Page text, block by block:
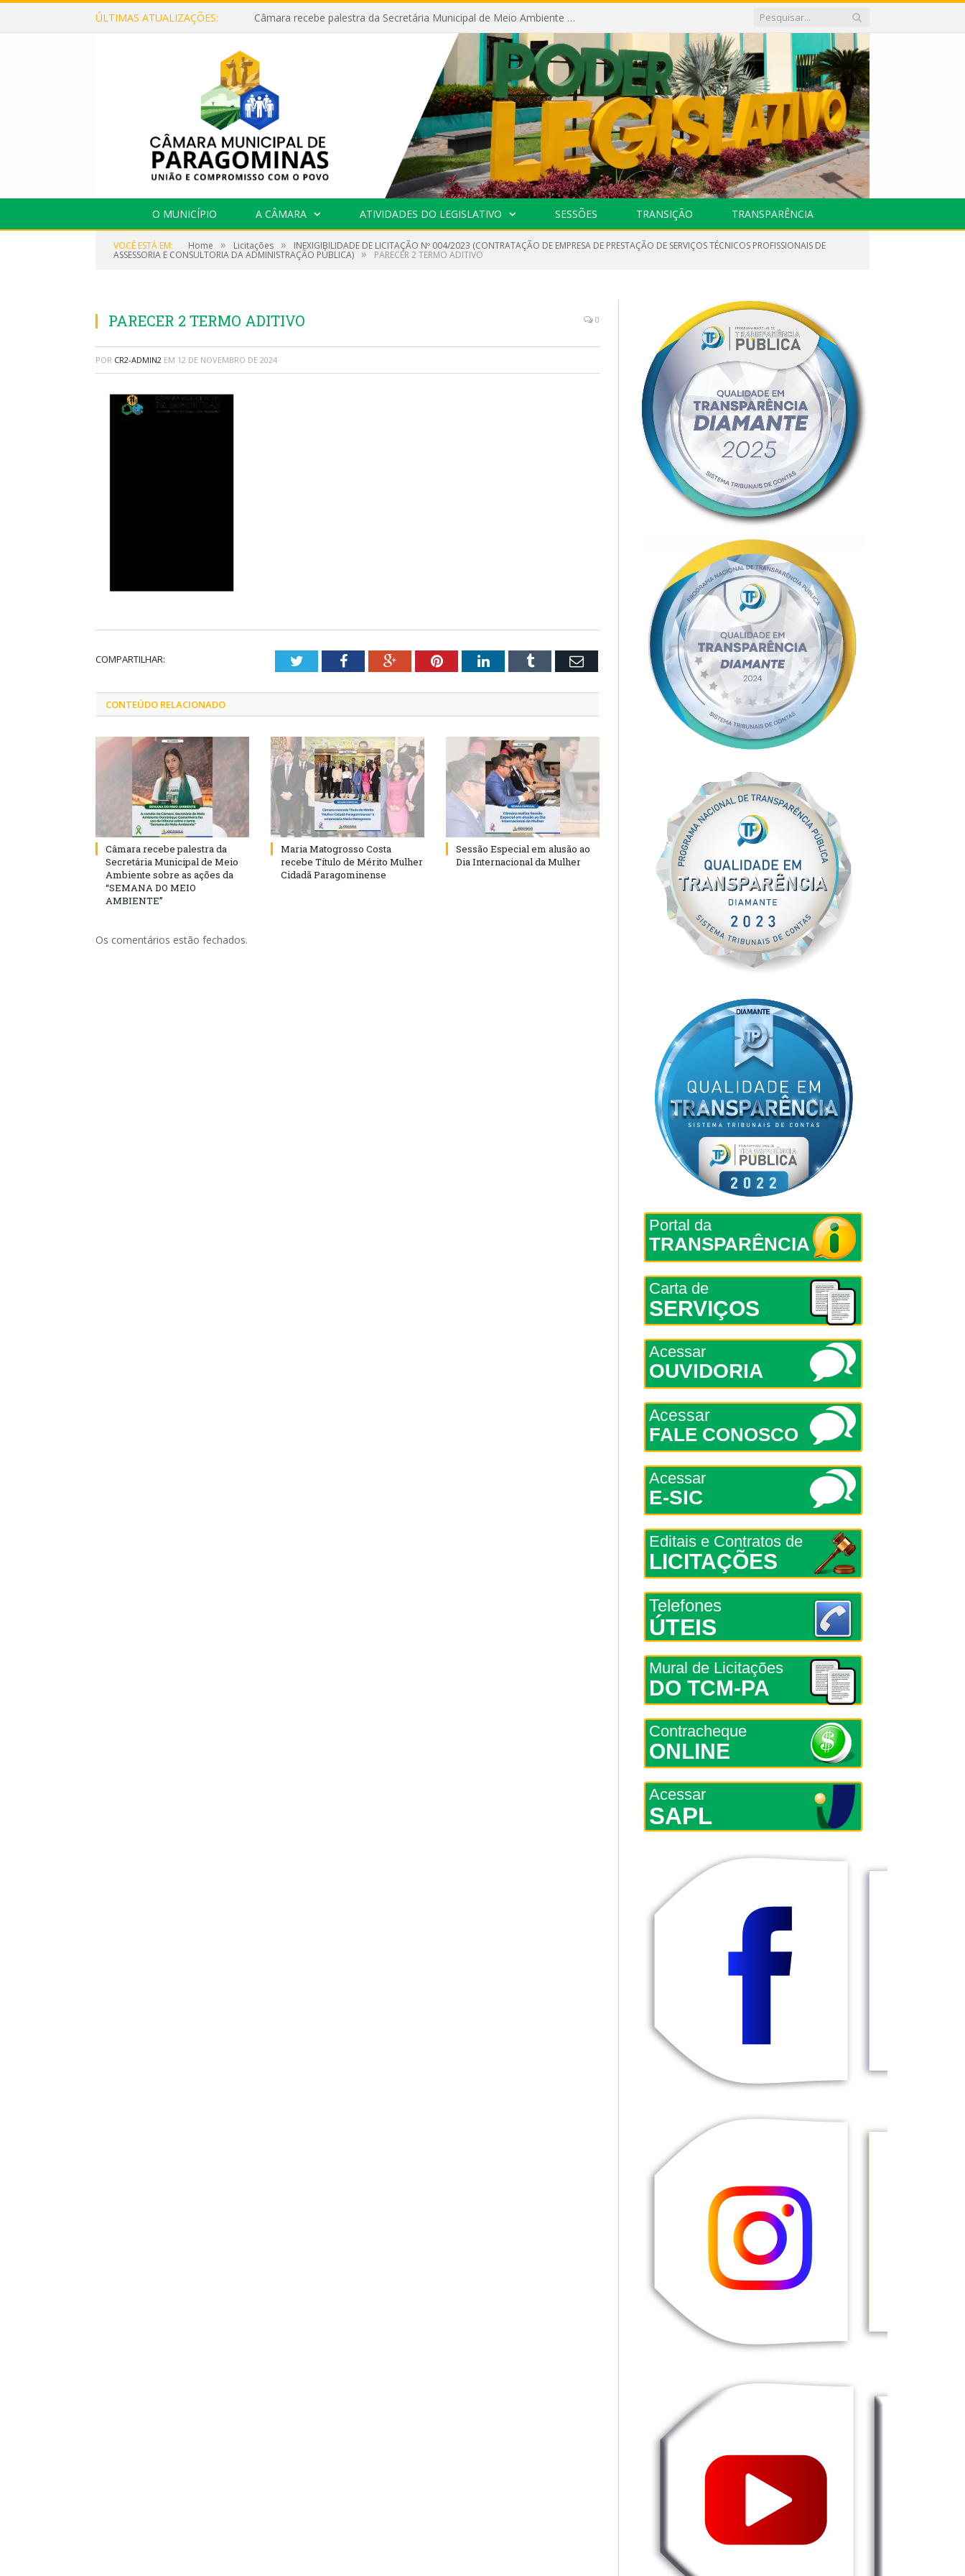
ÚLTIMAS ATUALIZAÇÕES: Câmara recebe palestra da Secretária Municipal de Meio Ambiente sobre as ações da “SEMANA DO MEIO AMBIENTE”
O MUNICÍPIO A CÂMARA ATIVIDADES DO LEGISLATIVO SESSÕES TRANSIÇÃO TRANSPARÊNCIA
VOCÊ ESTÁ EM: Home » Licitações » INEXIGIBILIDADE DE LICITAÇÃO Nº 004/2023 (CONTRATAÇÃO DE EMPRESA DE PRESTAÇÃO DE SERVIÇOS TÉCNICOS PROFISSIONAIS DE
ASSESSORIA E CONSULTORIA DA ADMINISTRAÇÃO PÚBLICA) » PARECER 2 TERMO ADITIVO
PARECER 2 TERMO ADITIVO 0
POR CR2-ADMIN2 EM 12 DE NOVEMBRO DE 2024
COMPARTILHAR: TwitterFacebookGoogle+PinterestLinkedInTumblr Email
CONTEÚDO RELACIONADO
Câmara recebe palestra da
Secretária Municipal de Meio
Ambiente sobre as ações da
“SEMANA DO MEIO
AMBIENTE”
Maria Matogrosso Costa
recebe Título de Mérito Mulher
Cidadã Paragominense
Sessão Especial em alusão ao
Dia Internacional da Mulher
Os comentários estão fechados.
Portal da
TRANSPARÊNCIA
Carta de
SERVIÇOS
Acessar
OUVIDORIA
Acessar
FALE CONOSCO
Acessar
E-SIC
Editais e Contratos de
LICITAÇÕES
Telefones
ÚTEIS
Mural de Licitações
DO TCM-PA
Contracheque
ONLINE
Acessar
SAPL